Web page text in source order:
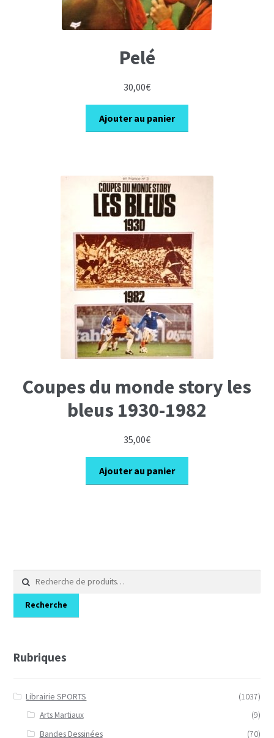
Pelé
30,00€
Ajouter au panier
Coupes du monde story les
bleus 1930-1982
35,00€
Ajouter au panier
pour :
Recherche
Rubriques
Librairie SPORTS
(1037)
Arts Martiaux
(9)
Bandes Dessinées
(70)